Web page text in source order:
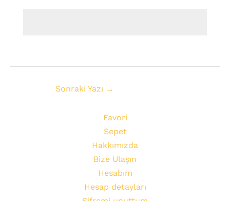
Sonraki Yazı →
Favori
Sepet
Hakkımızda
Bize Ulaşın
Hesabım
Hesap detayları